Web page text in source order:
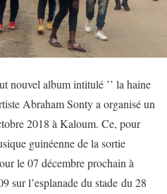
nouvel album intitulé ’’ la haine
Abraham Sonty a organisé un
2018 à Kaloum. Ce, pour
guinéenne de la sortie
le 07 décembre prochain à
sur l’esplanade du stade du 28